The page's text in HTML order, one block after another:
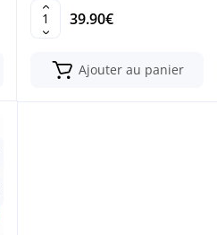
39.90€
Ajouter au panier